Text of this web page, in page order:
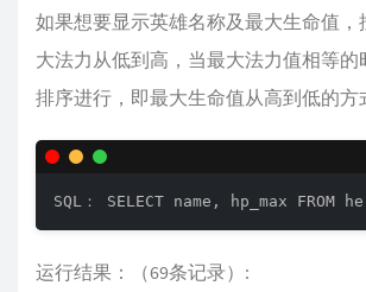
如果想要显示英雄名称及最大生命值，
大法力从低到高，当最大法力值相等的
排序进行，即最大生命值从高到低的方
SQL： SELECT name, hp_max FROM
运行结果：（69条记录）: